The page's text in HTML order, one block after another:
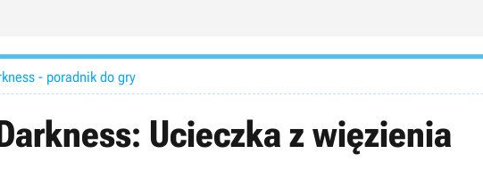
- poradnik do gry
Ucieczka z więzienia